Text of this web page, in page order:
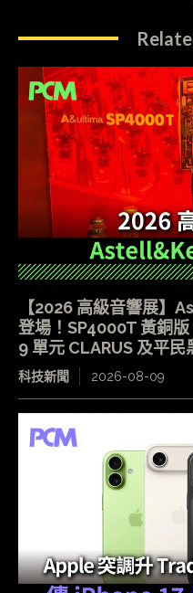
【2026 高級音響展】
登場！SP4000T 黃銅
9 單元 CLARUS 及平
科技新聞 2026-08-09